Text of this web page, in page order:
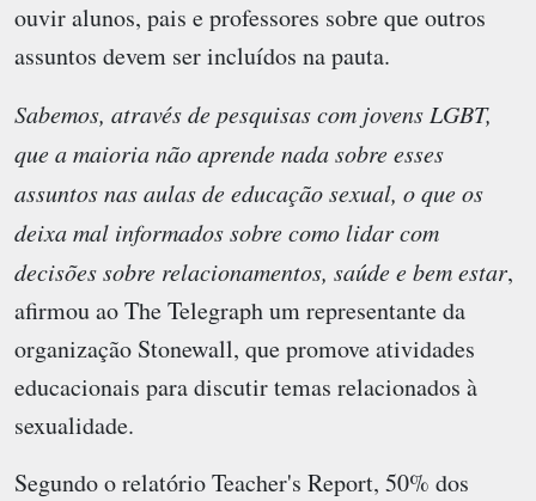
ouvir alunos, pais e professores sobre que outros
assuntos devem ser incluídos na pauta.
Sabemos, através de pesquisas com jovens LGBT,
que a maioria não aprende nada sobre esses
assuntos nas aulas de educação sexual, o que os
deixa mal informados sobre como lidar com
decisões sobre relacionamentos, saúde e bem estar,
afirmou ao The Telegraph um representante da
organização Stonewall, que promove atividades
educacionais para discutir temas relacionados à
sexualidade.
Segundo o relatório Teacher's Report, 50% dos